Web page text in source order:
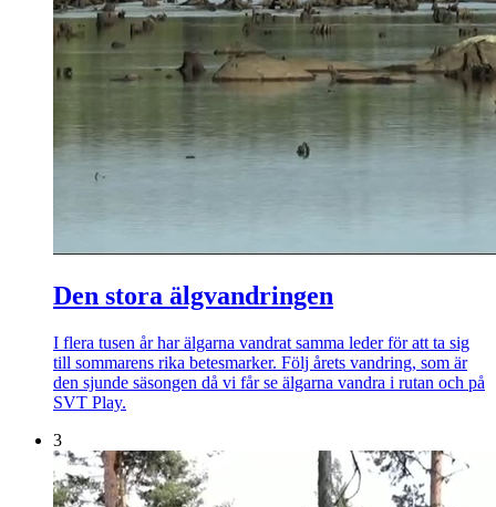
Den stora älgvandringen
I flera tusen år har älgarna vandrat samma leder för att ta sig
till sommarens rika betesmarker. Följ årets vandring, som är
den sjunde säsongen då vi får se älgarna vandra i rutan och på
SVT Play.
3